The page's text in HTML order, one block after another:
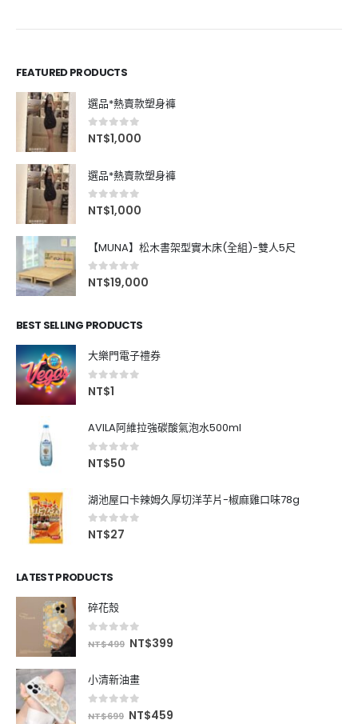
FEATURED PRODUCTS
選品*熱賣款塑身褲
0out of 5
NT$1,000
選品*熱賣款塑身褲
0out of 5
NT$1,000
【MUNA】松木書架型實木床(全組)-雙人5尺
0out of 5
NT$19,000
BEST SELLING PRODUCTS
大樂門電子禮券
0out of 5
NT$1
AVILA阿維拉強碳酸氣泡水500ml
0out of 5
NT$50
湖池屋口卡辣姆久厚切洋芋片-椒麻雞口味78g
0out of 5
NT$27
LATEST PRODUCTS
碎花殼
out of 5
NT$499 NT$399
小清新油畫
out of 5
NT$699 NT$459